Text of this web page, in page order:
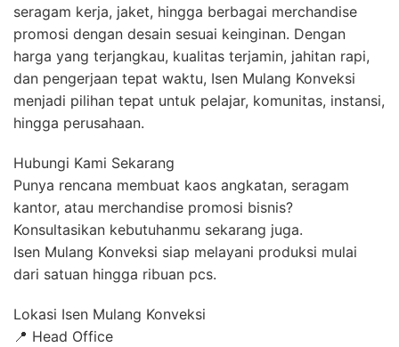
seragam kerja, jaket, hingga berbagai merchandise
promosi dengan desain sesuai keinginan. Dengan
harga yang terjangkau, kualitas terjamin, jahitan rapi,
dan pengerjaan tepat waktu, Isen Mulang Konveksi
menjadi pilihan tepat untuk pelajar, komunitas, instansi,
hingga perusahaan.
Hubungi Kami Sekarang
Punya rencana membuat kaos angkatan, seragam
kantor, atau merchandise promosi bisnis?
Konsultasikan kebutuhanmu sekarang juga.
Isen Mulang Konveksi siap melayani produksi mulai
dari satuan hingga ribuan pcs.
Lokasi Isen Mulang Konveksi
📍 Head Office